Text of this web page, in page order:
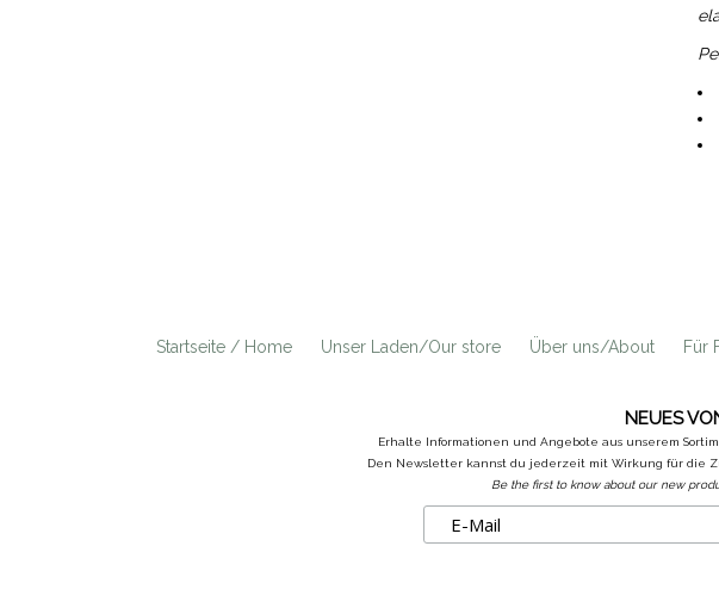
Startseite / Home Unser Laden/Our store Über uns/About Für
NEUES
Erhalte Informationen und Angebote aus unserem
Den Newsletter kannst du jederzeit mit Wirkung für die
Be the first to know about our new